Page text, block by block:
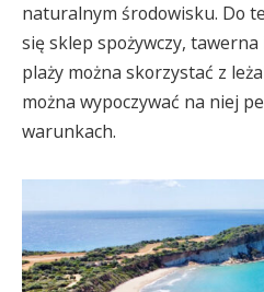
naturalnym środowisku. Do
się sklep spożywczy,
plaży można skorzystać z
można wypoczywać na niej
warunkach.